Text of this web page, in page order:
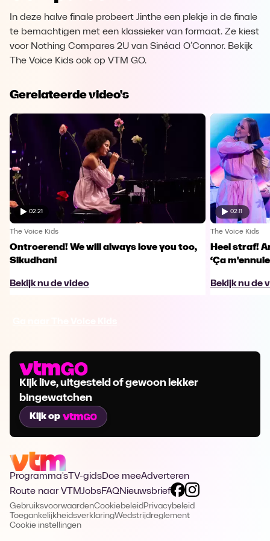
In deze halve finale probeert Jinthe een plekje in de finale
te bemachtigen met een klassieker van formaat. Ze kiest
voor Nothing Compares 2U van Sinéad O’Connor. Bekijk
The Voice Kids ook op VTM GO.
Gerelateerde video's
02:21
The Voice Kids
Ontroerend! We will always love you too,
Sikudhani
Bekijk nu de video
02:11
The Voice Kids
Heel straf!
‘Ça
Bekijk nu de
Kijk live, uitgesteld of gewoon lekker
bingewatchen
Kijk op
Programma's TV-gidsDoe meeAdverteren
Route naar VTMJobsFAQNieuwsbrief
GebruiksvoorwaardenCookiebeleid Privacybeleid
ToegankelijkheidsverklaringWedstrijdreglement
Cookie instellingen